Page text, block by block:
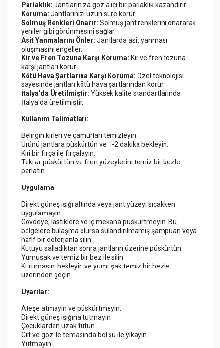
Parlaklık: Jantlarınıza göz alıcı bir parlaklık kazandırır.
Koruma: Jantlarınızı uzun süre korur.
Solmuş Renkleri Onarır: Solmuş jant renklerini onararak
yeniler gibi görünmesini sağlar.
Asit Yanmalarını Önler: Jantlarda asit yanması
oluşmasını engeller.
Kir ve Fren Tozuna Karşı Koruma: Kir ve fren tozuna
karşı jantları korur.
Kötü Hava Şartlarına Karşı Koruma: Özel teknolojisi
sayesinde jantları kötü hava şartlarından korur.
İtalya'da Üretilmiştir: Yüksek kalite standartlarında
İtalya'da üretilmiştir.
Kullanım Talimatları:
Belirgin kirleri ve çamurları temizleyin.
Ürünü jantlara püskürtün ve 1-2 dakika bekleyin.
Kiri bir fırça ile fırçalayın.
Tekrar püskürtün ve fren yüzeylerini temiz bir bezle
parlatın.
Uygulama:
Direkt güneş ışığı altında veya jant yüzeyi sıcakken
uygulamayın.
Gövdeye, lastiklere ve iç mekana püskürtmeyin. Bu
bölgelere bulaşma olursa sulandırılmamış şampuan veya
hafif bir deterjanla silin.
Kutuyu salladıktan sonra jantların üzerine püskürtün.
Yumuşak ve temiz bir bez ile silin.
Kurumasını bekleyin ve yumuşak temiz bir bezle
üzerinden geçin.
Uyarılar:
Ateşe atmayın ve püskürtmeyin.
Direkt güneş ışığına tutmayın.
Çocuklardan uzak tutun.
Cilt ve göz ile temasında bol su ile yıkayın.
Yutmayın.